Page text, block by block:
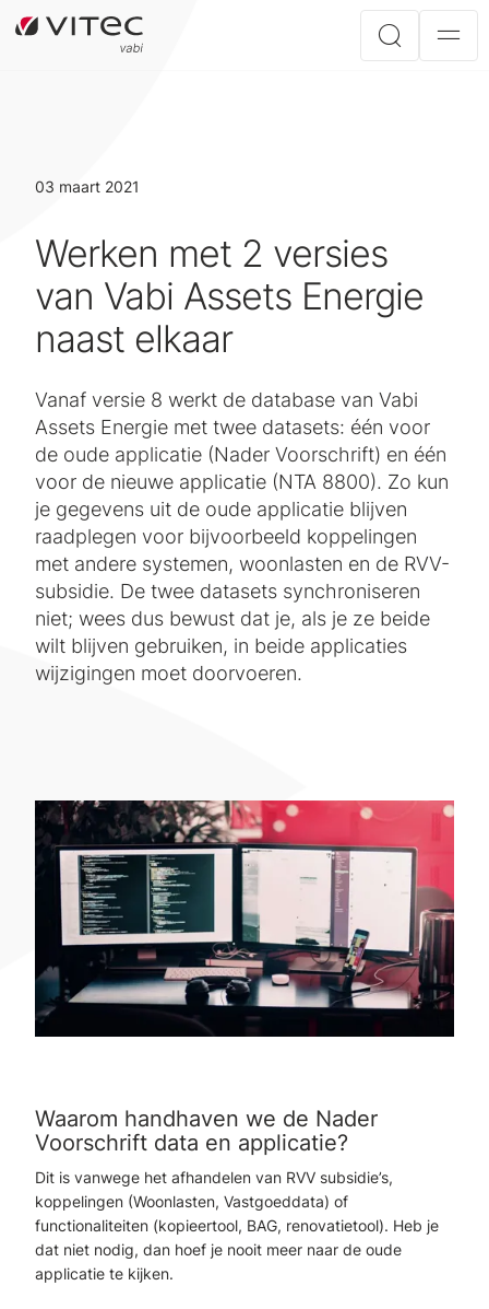
03 maart 2021
Werken met 2 versies
van Vabi Assets Energie
naast elkaar
Vanaf versie 8 werkt de database van Vabi
Assets Energie met twee datasets: één voor
de oude applicatie (Nader Voorschrift) en één
voor de nieuwe applicatie (NTA 8800). Zo kun
je gegevens uit de oude applicatie blijven
raadplegen voor bijvoorbeeld koppelingen
met andere systemen, woonlasten en de RVV-
subsidie. De twee datasets synchroniseren
niet; wees dus bewust dat je, als je ze beide
wilt blijven gebruiken, in beide applicaties
wijzigingen moet doorvoeren.
Waarom handhaven we de Nader
Voorschrift data en applicatie?
Dit is vanwege het afhandelen van RVV subsidie’s,
koppelingen (Woonlasten, Vastgoeddata) of
functionaliteiten (kopieertool, BAG, renovatietool). Heb je
dat niet nodig, dan hoef je nooit meer naar de oude
applicatie te kijken.